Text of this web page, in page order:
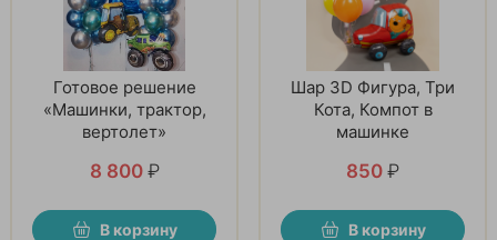
Готовое решение
«Машинки, трактор,
вертолет»
8 800 ₽
В корзину
Шар 3D Фигура, Три
Кота, Компот в
машинке
850 ₽
В корзину